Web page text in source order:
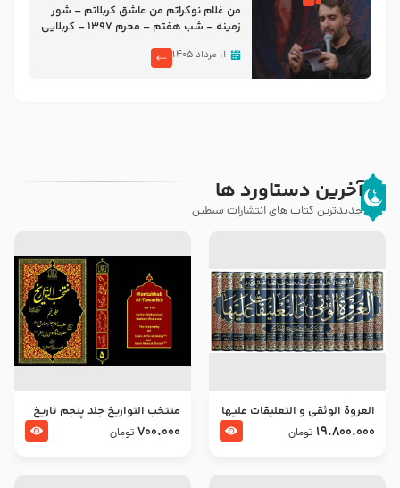
من غلام نوکراتم من عاشق کربلاتم – شور
زمینه – شب هفتم – محرم 1397 – کربلایی
۱۱ مرداد ۱۴۰۵
آخرین دستاورد ها
جدیدترین کتاب های انتشارات سبطین
العروة الوثقى و التعليقات عليها
– طرح جدید
19.800.000 تومان
منتخب التواریخ جلد پنجم تاریخ
امام جعفر صادق و امام موسی
700.000 تومان